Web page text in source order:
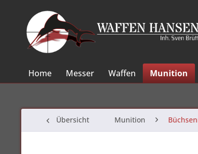
Home Messer Waffen Munition
Übersicht Munition